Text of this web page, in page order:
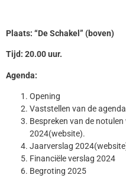
Plaats: “De Schakel” (boven)
Tijd: 20.00 uur.
Agenda:
Opening
Vaststellen van de agenda
Bespreken van de
2024(website).
Jaarverslag
Financiёle verslag 2024
Begroting 2025